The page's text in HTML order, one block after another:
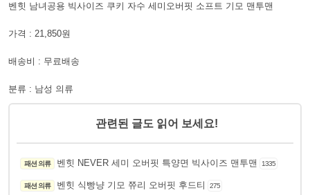
벤힛 남녀공용 빅사이즈 쿠키 자수 세미오버핏 소프트 기모 맨투맨
가격 : 21,850원
배송비 : 무료배송
분류 : 남성 의류
관련된 글도 읽어 보세요!
패션 의류 벤힛 NEVER 세미 오버핏 특양면 빅사이즈 맨투맨 1335
패션 의류 벤힛 식빵냥 기모 쮸리 오버핏 후드티 275